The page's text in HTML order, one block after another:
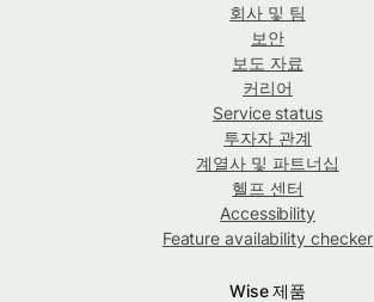
회사 및 팀
보안
보도 자료
커리어
Service status
투자자 관계
계열사 및 파트너십
헬프 센터
Accessibility
Feature availability checker
Wise 제품